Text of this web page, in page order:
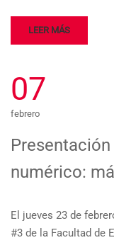
LEER MÁS
07
febrero
numérico:
El jueves 23 de
#3 de la Facultad de